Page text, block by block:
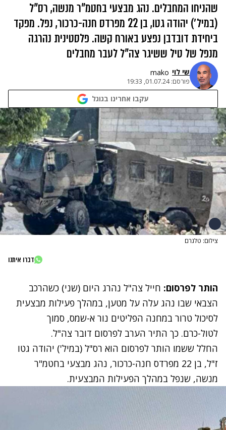
שהניחו המחבלים. נהג מבצעי בחטמ"ר מנשה, רס"ל
(במיל׳) יהודה גטו, בן 22 מפרדס חנה-כרכור, נפל. מפקד
ביחידת דובדבן נפצע באורח קשה. פלסטינית נהרגה
מנפל של טיל ששיגר צה"ל לעבר מחבלים
שי לוי mako
פורסם:01.07.24, 19:33
עקבו אחרינו בגוגל
צילום: טלגרם
דברו איתנו
הותר לפרסום: חייל צה"ל נהרג היום (שני) כשהרכב
הצבאי שבו נהג עלה על מטען, במהלך פעילות מבצעית
לסיכול טרור במחנה הפליטים נור א-שמס, סמוך
לטול-כרם. כך התיר הערב לפרסום דובר צה"ל.
החלל ששמו הותר לפרסום הוא רס"ל (במיל') יהודה גטו
ז"ל, בן 22 מפרדס חנה-כרכור, נהג מבצעי בחטמ"ר
מנשה, שנפל במהלך הפעילות המבצעית.